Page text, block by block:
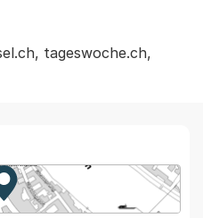
tageswoche.ch,
Zur Karte von MapBS.
Externer Link, wird in einem